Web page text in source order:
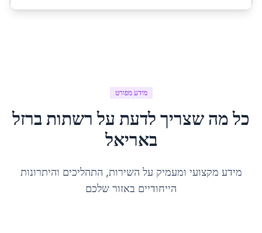
מידע מפורט
כל מה שצריך לדעת על רשתות ברזל
באריאל
מידע מקצועי ומעמיק על השירות, התהליכים והיתרונות
הייחודיים באזור שלכם